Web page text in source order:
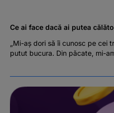
Ce ai face dacă ai putea
„Mi-aș dori să îi cunosc pe cei
putut bucura. Din păcate, mi-